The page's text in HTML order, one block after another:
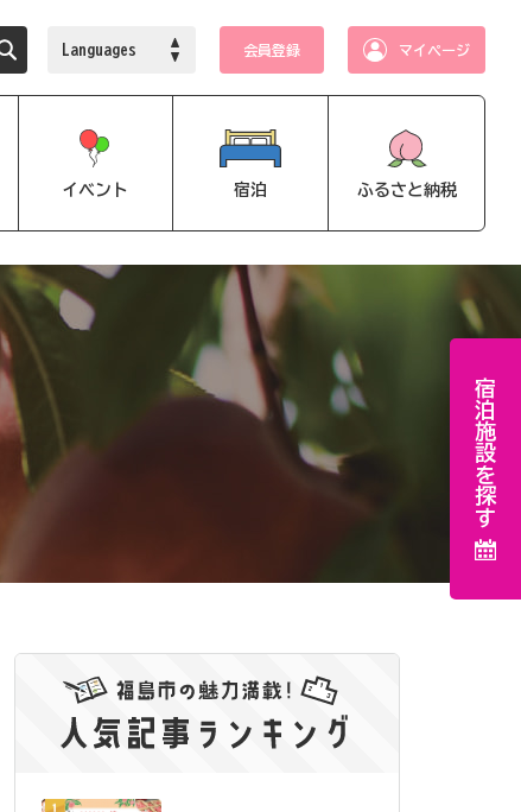
Languages 会員登録 マイページ
イベント 宿泊 ふるさと納税
宿泊施設を探す